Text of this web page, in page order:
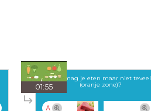
01:55
Wat mag je eten maar niet teveel
(oranje zone)?
A